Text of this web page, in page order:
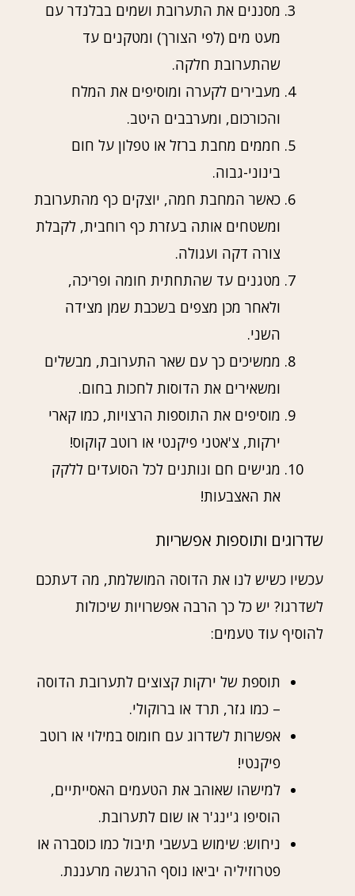
מסננים את התערובת ושמים בבלנדר עם
מעט מים (לפי הצורך) ומטקנים עד
שהתערובת חלקה.
מעבירים לקערה ומוסיפים את המלח
והכורכום, ומערבבים היטב.
חממים מחבת ברזל או טפלון על חום
בינוני-גבוה.
כאשר המחבת חמה, יוצקים כף מהתערובת
ומשטחים אותה בעזרת כף רוחבית, לקבלת
צורה דקה ועגולה.
מטגנים עד שהתחתית חומה ופריכה,
ולאחר מכן מצפים בשכבת שמן מצידה
השני.
ממשיכים כך עם שאר התערובת, מבשלים
ומשאירים את הדוסות לחכות בחום.
מוסיפים את התוספות הרצויות, כמו קארי
ירקות, צ'אטני פיקנטי או רוטב קוקוס!
מגישים חם ונותנים לכל הסועדים ללקק
את האצבעות!
שדרוגים ותוספות אפשריות
עכשיו כשיש לנו את הדוסה המושלמת, מה דעתכם
לשדרגו? יש כל כך הרבה אפשרויות שיכולות
להוסיף עוד טעמים:
תוספת של ירקות קצוצים לתערובת הדוסה
– כמו גזר, תרד או ברוקולי.
אפשרות לשדרוג עם חומוס במילוי או רוטב
פיקנטי!
למישהו שאוהב את הטעמים האסייתיים,
הוסיפו ג'ינג'ר או שום לתערובת.
ניחוש: שימוש בעשבי תיבול כמו כוסברה או
פטרוזיליה יביאו נוסף הרגשה מרעננת.